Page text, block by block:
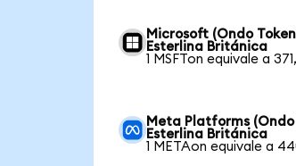
Microsoft (Ondo
Esterlina Británica
1 MSFTon equivale a
Meta Platforms
Esterlina Británica
1 METAon equivale a